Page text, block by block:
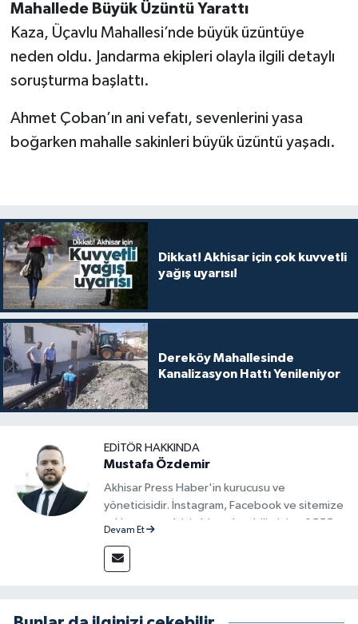
Mahallede Büyük Üzüntü Yarattı
Kaza, Üçavlu Mahallesi’nde büyük üzüntüye
neden oldu. Jandarma ekipleri olayla ilgili detaylı
soruşturma başlattı.
Ahmet Çoban’ın ani vefatı, sevenlerini yasa
boğarken mahalle sakinleri büyük üzüntü yaşadı.
Dikkat! Akhisar için çok kuvvetli
yağış uyarısı!
Dereköy Mahallesinde
Kanalizasyon Hattı Yenileniyor
EDITÖR HAKKINDA
Mustafa Özdemir
Akhisar Press Haber'in kurucusu ve
yöneticisidir. İnstagram, Facebook ve sitemize
reklam vermek için bize ulaşabilirsiniz - 0555
Devam Et